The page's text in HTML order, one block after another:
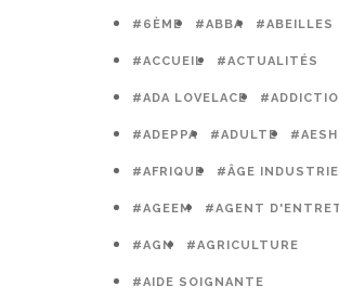
#6ÈME #ABBA #ABEILLES
#ACCUEIL #ACTUALITÉS
#ADA LOVELACE
#ADEPPA #ADULTE #AESH
#AFRIQUE #ÂGE INDUSTRIE
#AGEEM #AGENT
#AGN #AGRICULTURE
#AIDE SOIGNANTE